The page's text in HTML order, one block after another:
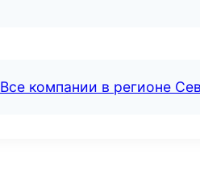
Все компании в регионе